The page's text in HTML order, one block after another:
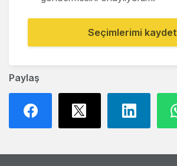
Paylaş
Seçimlerimi kaydet